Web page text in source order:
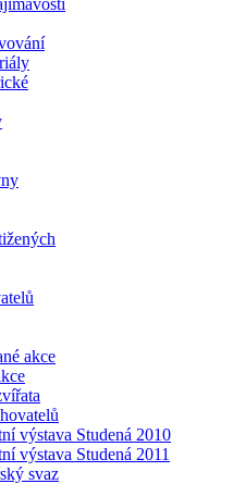
akce
výstava Studená 2010
výstava Studená 2011
svaz